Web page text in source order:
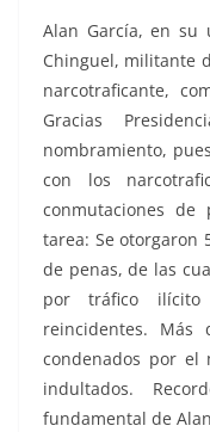
Alan García, en su
Chinguel, militante
narcotraficante,
Gracias
nombramiento,
con los
conmutaciones de
tarea: Se otorgaron
de penas, de las
por tráfico
reincidentes.
condenados por el
indultados.
fundamental de